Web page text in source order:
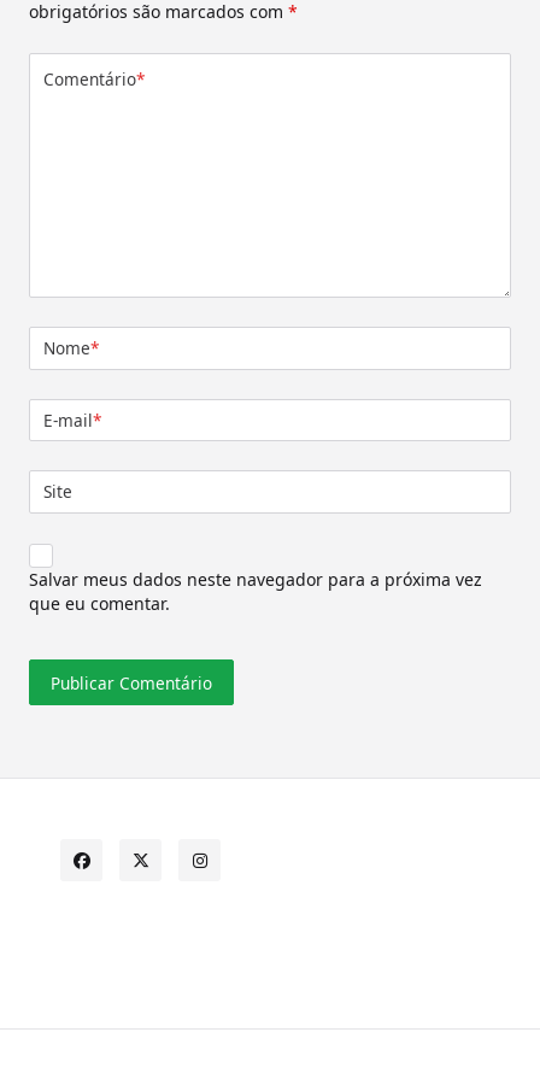
obrigatórios são marcados com *
Comentário*
Nome*
E-mail*
Site
Salvar meus dados neste navegador para a próxima vez
que eu comentar.